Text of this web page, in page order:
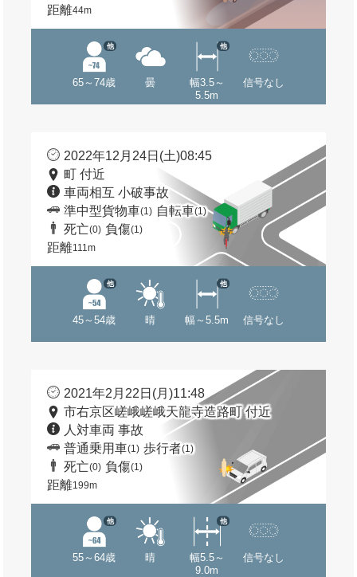
距離44m
65～74歳
他
曇
幅3.5～
5.5m
他
信号なし
2022年12月24日(土)08:45
町 付近
車両相互 小破事故
準中型貨物車(1) 自転車(1)
死亡(0) 負傷(1)
距離111m
45～54歳
他
晴 幅～5.5m
他
信号なし
2021年2月22日(月)11:48
市右京区嵯峨嵯峨天龍寺造路町 付近
人対車両 事故
普通乗用車(1) 歩行者(1)
死亡(0) 負傷(1)
距離199m
55～64歳
他
晴
幅5.5～
9.0m
他
信号なし